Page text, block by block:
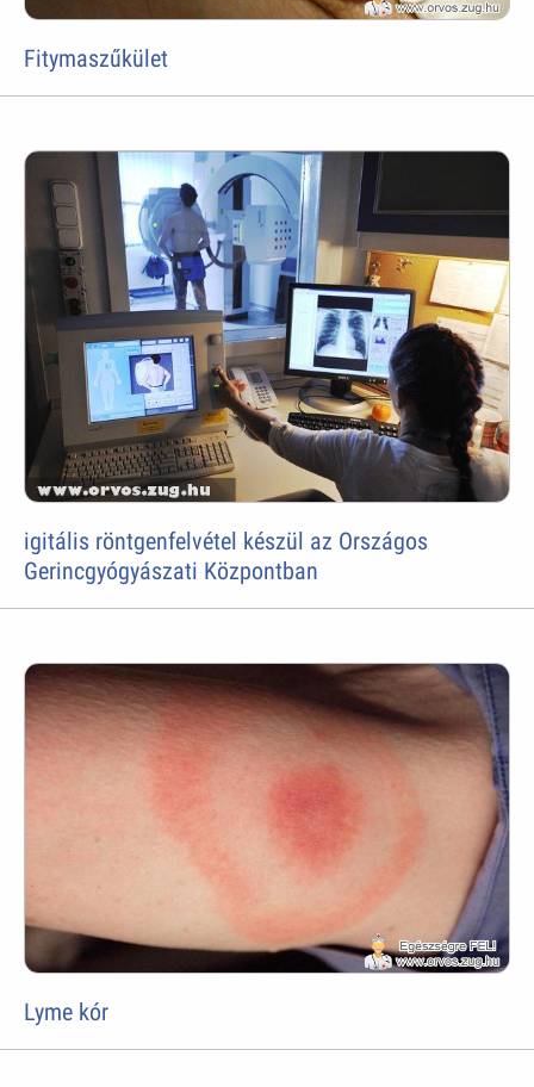
Fitymaszűkület
igitális röntgenfelvétel készül az Országos
Gerincgyógyászati Központban
Lyme kór